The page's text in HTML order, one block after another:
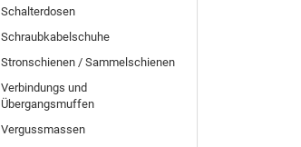
Schalterdosen
Schraubkabelschuhe
Stronschienen / Sammelschienen
Verbindungs und
Übergangsmuffen
Vergussmassen